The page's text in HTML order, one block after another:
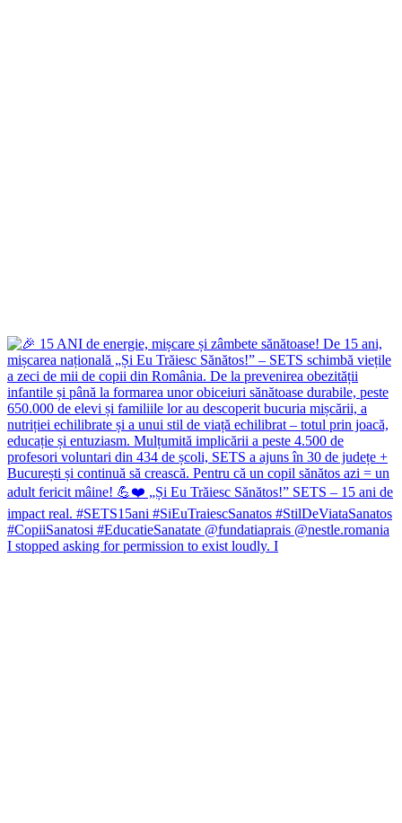
I stopped asking for permission to exist loudly. I